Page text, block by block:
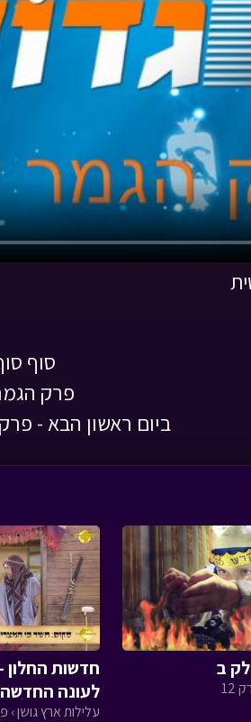
סוף
פרק
ביום ראשון הבא -
ב
חדשות
לעונה החדשה
עלילות ארץ גושן ›